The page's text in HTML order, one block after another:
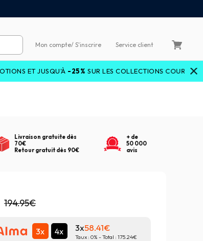
Mon compte/ S'inscrire Service client
-25%SUR LES COLLECTIONS COURANTES AVEC LE
Livraison gratuite dès
70€
Retour gratuit dès 90€
+ de
50 000
avis
194.95€
3x 4x 3x58.41
Taux : 0% - Total : 175.24